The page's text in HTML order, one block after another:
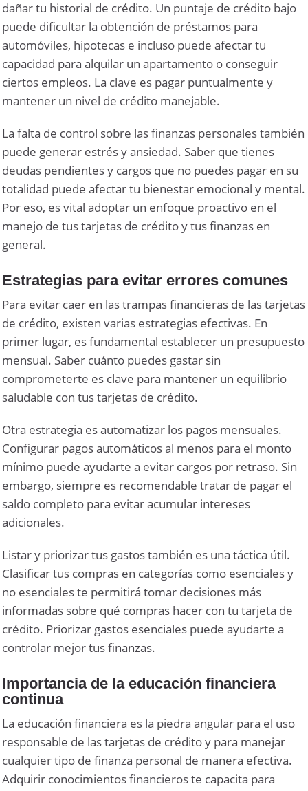
dañar tu historial de crédito. Un puntaje de crédito bajo
puede dificultar la obtención de préstamos para
automóviles, hipotecas e incluso puede afectar tu
capacidad para alquilar un apartamento o conseguir
ciertos empleos. La clave es pagar puntualmente y
mantener un nivel de crédito manejable.
La falta de control sobre las finanzas personales también
puede generar estrés y ansiedad. Saber que tienes
deudas pendientes y cargos que no puedes pagar en su
totalidad puede afectar tu bienestar emocional y mental.
Por eso, es vital adoptar un enfoque proactivo en el
manejo de tus tarjetas de crédito y tus finanzas en
general.
Estrategias para evitar errores comunes
Para evitar caer en las trampas financieras de las tarjetas
de crédito, existen varias estrategias efectivas. En
primer lugar, es fundamental establecer un presupuesto
mensual. Saber cuánto puedes gastar sin
comprometerte es clave para mantener un equilibrio
saludable con tus tarjetas de crédito.
Otra estrategia es automatizar los pagos mensuales.
Configurar pagos automáticos al menos para el monto
mínimo puede ayudarte a evitar cargos por retraso. Sin
embargo, siempre es recomendable tratar de pagar el
saldo completo para evitar acumular intereses
adicionales.
Listar y priorizar tus gastos también es una táctica útil.
Clasificar tus compras en categorías como esenciales y
no esenciales te permitirá tomar decisiones más
informadas sobre qué compras hacer con tu tarjeta de
crédito. Priorizar gastos esenciales puede ayudarte a
controlar mejor tus finanzas.
Importancia de la educación financiera
continua
La educación financiera es la piedra angular para el uso
responsable de las tarjetas de crédito y para manejar
cualquier tipo de finanza personal de manera efectiva.
Adquirir conocimientos financieros te capacita para